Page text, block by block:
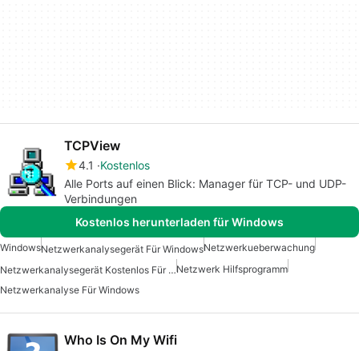
TCPView
4.1
Kostenlos
Alle Ports auf einen Blick: Manager für TCP- und UDP-
Verbindungen
Kostenlos herunterladen für Windows
WindowsNetzwerkanalysegerät Für WindowsNetzwerkueberwachung
Netzwerkanalysegerät Kostenlos Für WindowsNetzwerk Hilfsprogramm
Netzwerkanalyse Für Windows
Who Is On My Wifi